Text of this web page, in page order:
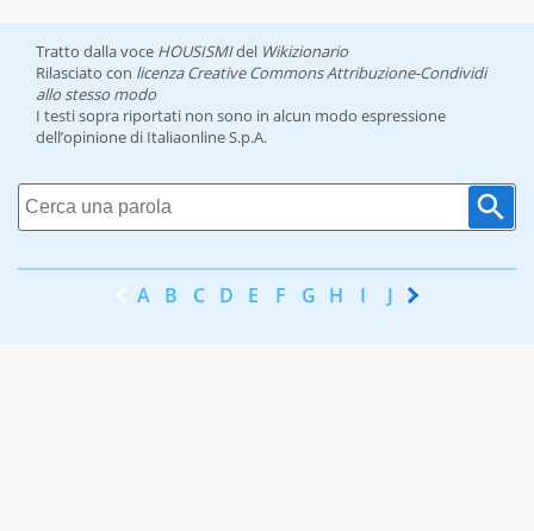
Tratto dalla voce HOUSISMIdel Wikizionario
Rilasciato con licenza Creative Commons Attribuzione-Condividi
allo stesso modo
I testi sopra riportati non sono in alcun modo espressione
dell’opinione di Italiaonline S.p.A.
A B C D E F G H I J K